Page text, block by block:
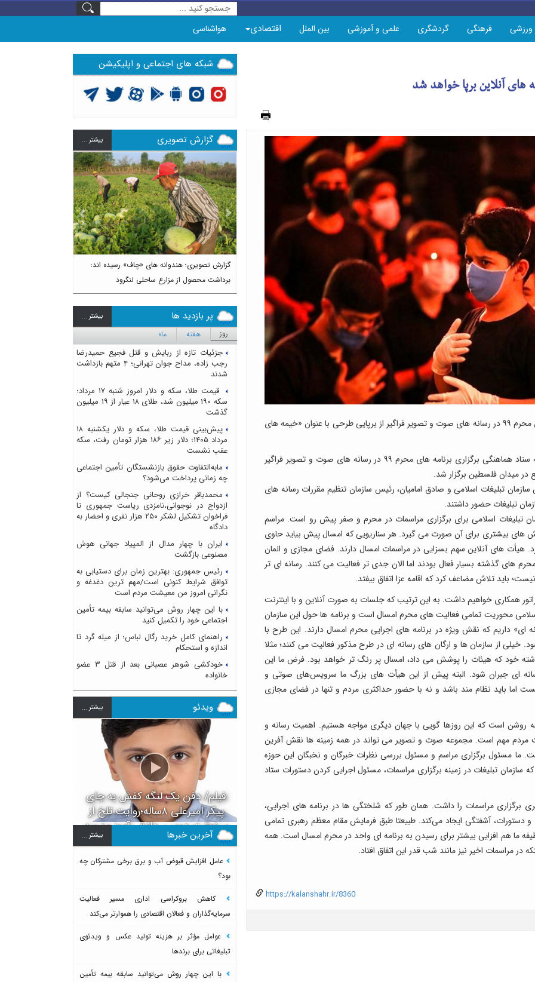
ورزشی فرهنگی گردشگری علمی و آموزشی بین الملل اقتصادی هواشناسی
آنلاین برپا خواهد شد
: در جلسه ستاد هماهنگی برگزاری برنامه های محرم ۹۹ در رسانه های صوت و تصویر فراگیر از برپایی طرحی با عنوان «خیمه های
به گزارش ایسنا به نقل از روابط عمومی ساترا، جلسه ستاد هماهنگی برگزاری برنامه های محرم ۹۹ در رسانه های صوت و تصویر فراگیر
تبلیغات اسلامی و صادق امامیان، رئیس سازمان تنظیم مقررات رسانه های
تبلیغات حضور داشتند.
تبلیغات اسلامی برای برگزاری مراسمات در محرم و صفر پیش رو است. مراسم
های بیشتری برای آن صورت می گیرد. هر سناریویی که امسال پیش بیاید حاوی
های آنلاین سهم بسزایی در مراسمات امسال دارند. فضای مجازی و المان
گذشته بسیار فعال بودند اما الان جدی تر فعالیت می کنند. رسانه ای تر
باید تلاش مضاعف کرد که اقامه عزا اتفاق بیفتد.
همکاری خواهیم داشت. به این ترتیب که جلسات به صورت آنلاین و با اینترنت
اسلامی محوریت تمامی فعالیت های محرم امسال است و برنامه ها حول این سازمان
ای» داریم که نقش ویژه در برنامه های اجرایی محرم امسال دارند. این طرح با
خیلی از سازمان ها و ارگان های رسانه ای در طرح مذکور فعالیت می کنند؛ مثلا
خود که هیئات را پوشش می داد، امسال پر رنگ تر خواهد بود. فرض ما این
ای جبران شود. البته پیش از این هیأت های بزرگ ما سرویس‌های صوتی و
اما باید نظام مند باشد و نه با حضور حداکثری مردم و تنها در فضای مجازی
روشن است که این روزها گویی با جهان دیگری مواجه هستیم. اهمیت رسانه و
مردم مهم است. مجموعه صوت و تصویر می تواند در همه زمینه ها نقش آفرین
ما مسئول برگزاری مراسم و مسئول بررسی نظرات خبرگان و نخبگان این حوزه
تبلیغات در زمینه برگزاری مراسمات، مسئول اجرایی کردن دستورات ستاد
برگزاری مراسمات را داشت. همان طور که شلختگی ها در برنامه های اجرایی،
و دستورات، آشفتگی ایجاد می‌کند. طبیعتا طبق فرمایش مقام معظم رهبری تمامی
ما هم افزایی بیشتر برای رسیدن به برنامه ای واحد در محرم امسال است. همه
مراسمات اخیر نیز مانند شب قدر این اتفاق افتاد.
https://kalanshahr.ir/8360
شبکه های اجتماعی و اپلیکیشن
گزارش تصویری بيشتر ...
گزارش تصویری؛ هندوانه های «چاف» رسیده اند؛
برداشت محصول از مزارع ساحلی لنگرود
Previous Next
پر بازدید ها بيشتر ...
روز هفته ماه
جزئیات تازه از ربایش و قتل فجیع حمیدرضا
رجب زاده، مداح جوان تهرانی؛ ۴ متهم بازداشت
شدند
قیمت طلا، سکه و دلار امروز شنبه ۱۷ مرداد؛
سکه ۱۹۰ میلیون شد، طلای ۱۸ عیار از ۱۹ میلیون
گذشت
پیش‌بینی قیمت طلا، سکه و دلار یکشنبه ۱۸
مرداد ۱۴۰۵؛ دلار زیر ۱۸۶ هزار تومان رفت، سکه
عقب نشست
مابه‌التفاوت حقوق بازنشستگان تأمین اجتماعی
چه زمانی پرداخت می‌شود؟
محمدباقر خرازی روحانی جنجالی کیست؟ از
ازدواج در نوجوانی،نامزدی ریاست جمهوری تا
فراخوان تشکیل لشکر ۲۵۰ هزار نفری و احضار به
دادگاه
ایران با چهار مدال از المپیاد جهانی هوش
مصنوعی بازگشت
رئیس جمهوری: بهترین زمان برای دستیابی به
توافق شرایط کنونی است/مهم ترین دغدغه و
نگرانی امروز من معیشت مردم است
با این چهار روش می‌توانید سابقه بیمه تأمین
اجتماعی خود را تکمیل کنید
راهنمای کامل خرید رگال لباس؛ از میله گرد تا
اندازه و استحکام
خودکشی شوهر عصبانی بعد از قتل ۳ عضو
خانواده
ویدئو بيشتر ...
فیلم/ دفن یک لنگه کفش به جای
پیکر امیرعلی ۸ساله؛روایت تلخ از
سرنوشت دومین دانش آموز مدرسه
میناب بعد از ماکان
آخرین خبرها بيشتر ...
عامل افزایش قبوض آب و برق برخی مشترکان چه
بود؟
کاهش بروکراسی اداری مسیر فعالیت
سرمایه‌گذاران و فعالان اقتصادی را هموارتر می‌کند
عوامل مؤثر بر هزینه تولید عکس و ویدئوی
تبلیغاتی برای برندها
با این چهار روش می‌توانید سابقه بیمه تأمین